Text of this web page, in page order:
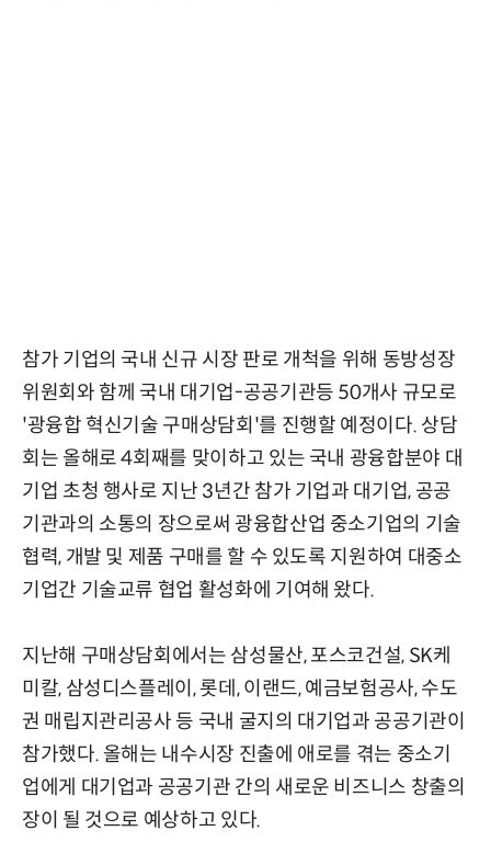
참가 기업의 국내 신규 시장 판로 개척을 위해 동방성장
위원회와 함께 국내 대기업-공공기관등 50개사 규모로
'광융합 혁신기술 구매상담회'를 진행할 예정이다. 상담
회는 올해로 4회째를 맞이하고 있는 국내 광융합분야 대
기업 초청 행사로 지난 3년간 참가 기업과 대기업, 공공
기관과의 소통의 장으로써 광융합산업 중소기업의 기술
협력, 개발 및 제품 구매를 할 수 있도록 지원하여 대중소
기업간 기술교류 협업 활성화에 기여해 왔다.
지난해 구매상담회에서는 삼성물산, 포스코건설, SK케
미칼, 삼성디스플레이, 롯데, 이랜드, 예금보험공사, 수도
권 매립지관리공사 등 국내 굴지의 대기업과 공공기관이
참가했다. 올해는 내수시장 진출에 애로를 겪는 중소기
업에게 대기업과 공공기관 간의 새로운 비즈니스 창출의
장이 될 것으로 예상하고 있다.